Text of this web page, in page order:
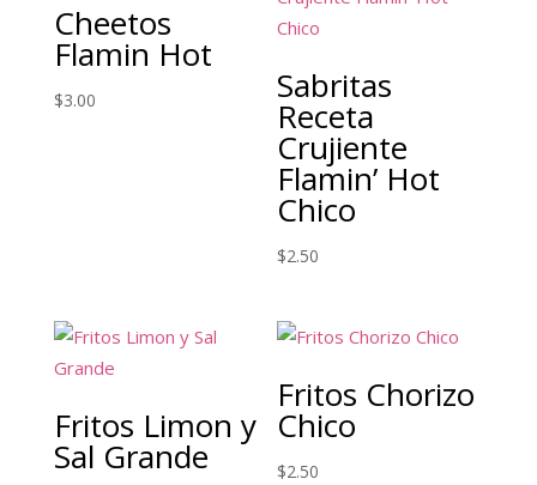
Cheetos
Flamin Hot
$3.00 Sabritas
Receta
Crujiente
Flamin’ Hot
Chico
$2.50
Fritos Limon y
Sal Grande
Fritos Chorizo
Chico
$2.50